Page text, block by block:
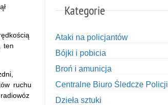
ten
ruchu
Kategorie
Ataki na policjantów
Bójki i pobicia
Broń i amunicja
Centralne Biuro Śledcze Policji
Dzieła sztuki